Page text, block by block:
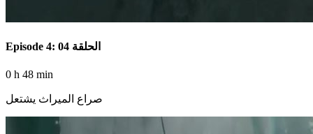
Episode 4: الحلقة 04
0 h 48 min
صراع الميراث يشتعل